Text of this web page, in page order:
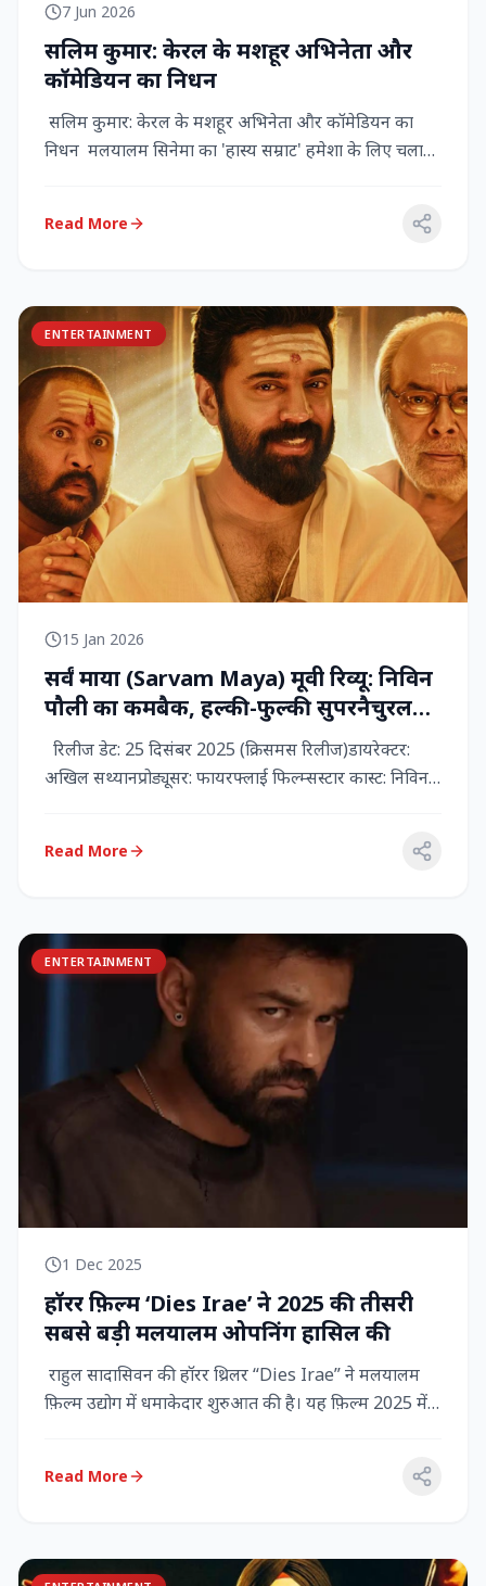
7 Jun 2026
सलिम कुमार: केरल के मशहूर अभिनेता और
कॉमेडियन का निधन
सलिम कुमार: केरल के मशहूर अभिनेता और कॉमेडियन का
निधन मलयालम सिनेमा का 'हास्य सम्राट' हमेशा के लिए चला
Read More
ENTERTAINMENT
15 Jan 2026
सर्वं माया (Sarvam Maya) मूवी रिव्यू: निविन
पौली का कमबैक, हल्की-फुल्की सुपरनैचुरल
कॉमेडी जो दिल को छू जाती है
रिलीज डेट: 25 दिसंबर 2025 (क्रिसमस रिलीज)डायरेक्टर:
अखिल सथ्यानप्रोड्यूसर: फायरफ्लाई फिल्म्सस्टार कास्ट: निविन
Read More
ENTERTAINMENT
1 Dec 2025
हॉरर फ़िल्म ‘Dies Irae’ ने 2025 की तीसरी
सबसे बड़ी मलयालम ओपनिंग हासिल की
राहुल सादासिवन की हॉरर थ्रिलर “Dies Irae” ने मलयालम
फ़िल्म उद्योग में धमाकेदार शुरुआत की है। यह फ़िल्म 2025 में
Read More